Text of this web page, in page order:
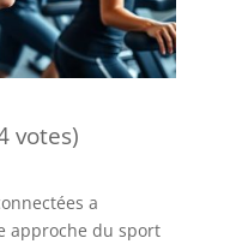
votes)
a
approche du sport